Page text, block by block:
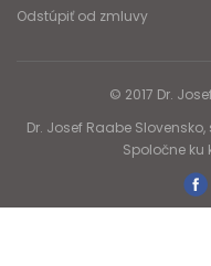
Odstúpiť od zmluvy
© 2017 Dr.
Dr. Josef Raabe
Spoločne